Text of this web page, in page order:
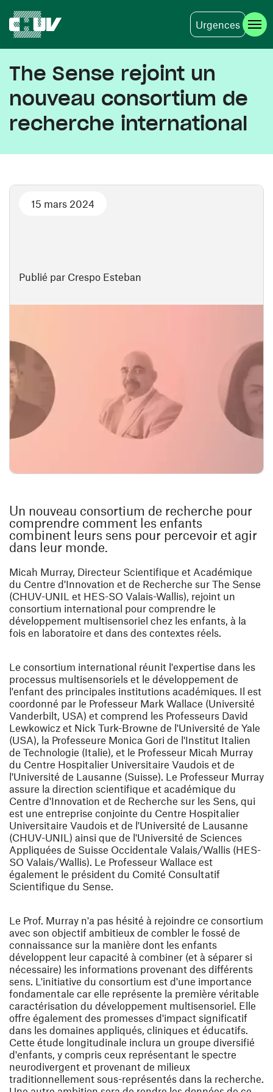
Urgences
The Sense rejoint un
nouveau consortium de
recherche international
Publié par Crespo Esteban
15 mars 2024
Un nouveau consortium de recherche pour
comprendre comment les enfants
combinent leurs sens pour percevoir et agir
dans leur monde.
Micah Murray, Directeur Scientifique et Académique
du Centre d'Innovation et de Recherche sur The Sense
(CHUV-UNIL et HES-SO Valais-Wallis), rejoint un
consortium international pour comprendre le
développement multisensoriel chez les enfants, à la
fois en laboratoire et dans des contextes réels.
Le consortium international réunit l'expertise dans les
processus multisensoriels et le développement de
l'enfant des principales institutions académiques. Il est
coordonné par le Professeur Mark Wallace (Université
Vanderbilt, USA) et comprend les Professeurs David
Lewkowicz et Nick Turk-Browne de l'Université de Yale
(USA), la Professeure Monica Gori de l'Institut Italien
de Technologie (Italie), et le Professeur Micah Murray
du Centre Hospitalier Universitaire Vaudois et de
l'Université de Lausanne (Suisse). Le Professeur Murray
assure la direction scientifique et académique du
Centre d'Innovation et de Recherche sur les Sens, qui
est une entreprise conjointe du Centre Hospitalier
Universitaire Vaudois et de l'Université de Lausanne
(CHUV-UNIL) ainsi que de l'Université de Sciences
Appliquées de Suisse Occidentale Valais/Wallis (HES-
SO Valais/Wallis). Le Professeur Wallace est
également le président du Comité Consultatif
Scientifique du Sense.
Le Prof. Murray n'a pas hésité à rejoindre ce consortium
avec son objectif ambitieux de combler le fossé de
connaissance sur la manière dont les enfants
développent leur capacité à combiner (et à séparer si
nécessaire) les informations provenant des différents
sens. L'initiative du consortium est d'une importance
fondamentale car elle représente la première véritable
caractérisation du développement multisensoriel. Elle
offre également des promesses d'impact significatif
dans les domaines appliqués, cliniques et éducatifs.
Cette étude longitudinale inclura un groupe diversifié
d'enfants, y compris ceux représentant le spectre
neurodivergent et provenant de milieux
traditionnellement sous-représentés dans la recherche.